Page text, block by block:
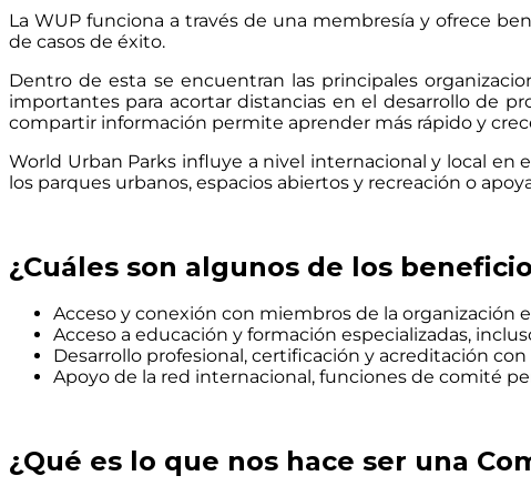
La WUP funciona a través de una membresía y ofrece
de casos de éxito.
Dentro de esta se encuentran las principales
importantes para acortar distancias en el desarrollo de
compartir información permite aprender más rápido y
World Urban Parks influye a nivel internacional y local en
los parques urbanos, espacios abiertos y recreación o
¿Cuáles son algunos de los
Acceso y conexión con miembros de la organización
Acceso a educación y formación especializadas,
Desarrollo profesional, certificación y acreditación
Apoyo de la red internacional, funciones de comité
¿Qué es lo que nos hace ser una